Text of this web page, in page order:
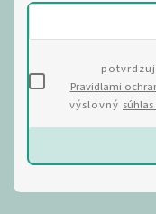
Pravidlami
výslovný